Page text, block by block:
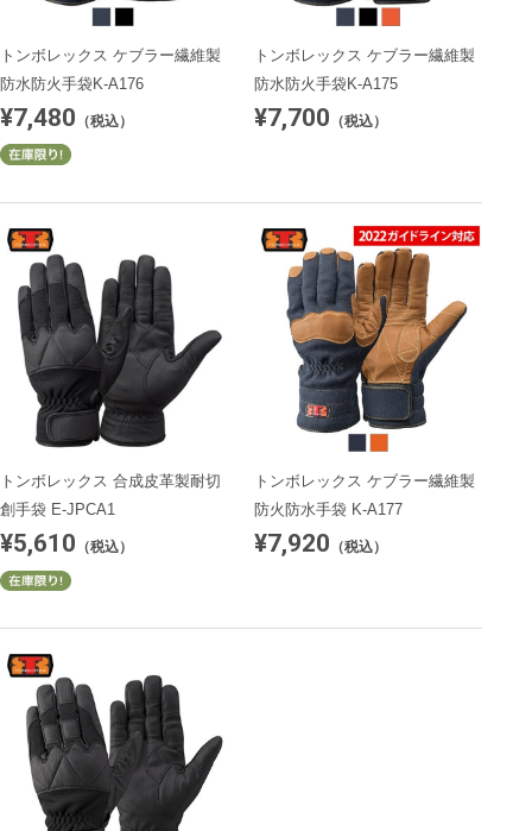
トンボレックス ケブラー繊維製
防水防火手袋K-A176
¥7,480 （税込）
トンボレックス ケブラー繊維製
防水防火手袋K-A175
¥7,700 （税込）
トンボレックス 合成皮革製耐切
創手袋 E-JPCA1
¥5,610 （税込）
トンボレックス ケブラー繊維製
防火防水手袋 K-A177
¥7,920 （税込）